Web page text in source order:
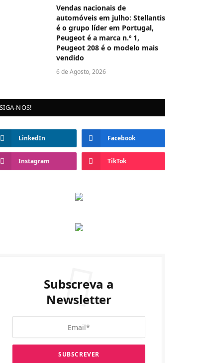
Vendas nacionais de
automóveis em julho: Stellantis
é o grupo líder em Portugal,
Peugeot é a marca n.º 1,
Peugeot 208 é o modelo mais
vendido
6 de Agosto, 2026
SIGA-NOS!
LinkedIn Facebook
Instagram TikTok
Subscreva a
Newsletter